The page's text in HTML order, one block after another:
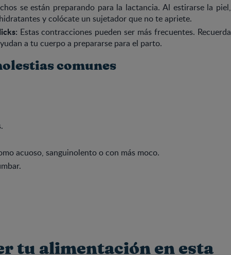
se están preparando para la lactancia. Al estirarse la piel,
y colócate un sujetador que no te apriete.
Estas contracciones pueden ser más frecuentes. Recuerda
a tu cuerpo a prepararse para el parto.
comunes
acuoso, sanguinolento o con más moco.
tu alimentación en esta